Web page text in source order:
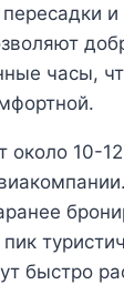
часы,
около 10-
быстро